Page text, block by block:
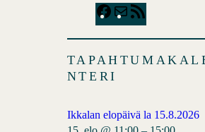
F
e
o
M
e
NTERI
Ikkalan elopäivä la 15.8.2026